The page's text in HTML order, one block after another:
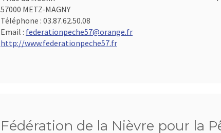
57000 METZ-MAGNY
Téléphone : 03.87.62.50.08
Email : federationpeche57@orange.fr
http://www.federationpeche57.fr
Fédération de la Nièvre pour la